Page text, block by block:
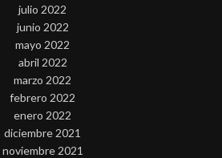
julio 2022
junio 2022
mayo 2022
abril 2022
marzo 2022
febrero 2022
enero 2022
diciembre 2021
noviembre 2021